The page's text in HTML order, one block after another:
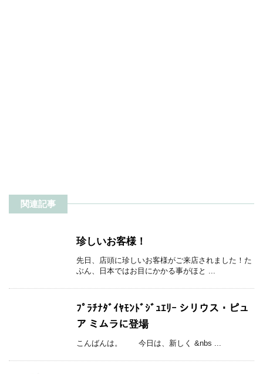
関連記事
珍しいお客様！
先日、店頭に珍しいお客様がご来店されました！た
ぶん、日本ではお目にかかる事がほと ...
ﾌﾟﾗﾁﾅﾀﾞｲﾔﾓﾝﾄﾞｼﾞｭｴﾘｰ シリウス・ピュ
ア ミムラに登場
こんばんは。 今日は、新しく &nbs ...